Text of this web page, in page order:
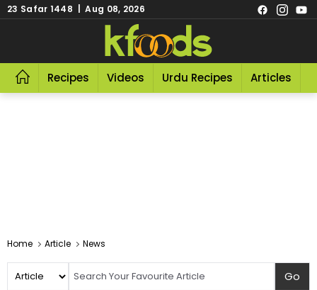
23 Safar 1448 | Aug 08, 2026
Recipes Videos Urdu Recipes Articles
Home Article News